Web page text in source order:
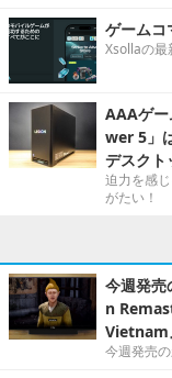
ゲームコ
Xsollaの最
AAAゲ
wer 5」
デスクト
迫力を感
がたい！
今週発
n
Vietnam
今週発売